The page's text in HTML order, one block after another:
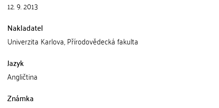
12. 9. 2013
Nakladatel
Univerzita Karlova, Přírodovědecká fakulta
Jazyk
Angličtina
Známka